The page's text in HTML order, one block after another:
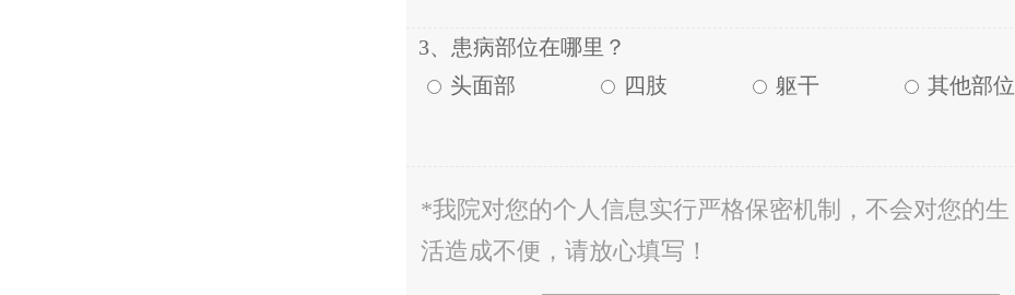
3、患病部位在哪里？
头面部
四肢 躯干 其他部位
*我院对您的个人信息实行严格保密机制，不会对您的生
活造成不便，请放心填写！